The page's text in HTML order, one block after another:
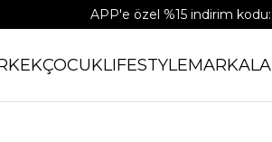
APP'e özel %15 indirim
ÇOCUKLIFESTYLE